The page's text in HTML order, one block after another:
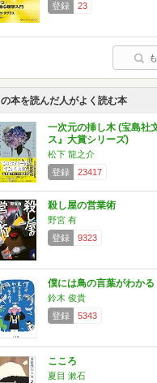
登録
23
本を読んだ人がよく読む本
一次元の挿し木 (宝島社
ス』大賞シリーズ)
松下 龍之介
登録
23417
殺し屋の営業術
野宮 有
登録
9323
僕には鳥の言葉がわかる
鈴木 俊貴
登録
5343
こころ
夏目 漱石